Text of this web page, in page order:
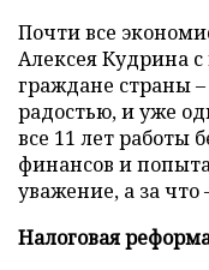
Почти все
Алексея Кудрина
граждане страны
радостью, и уже
все 11 лет работы
финансов и
уважение, а за что
Налоговая